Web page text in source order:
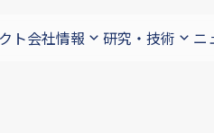
ト会社情報 研究・技術 ニ